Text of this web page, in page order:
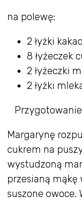
na polewę:
2 łyżki kakao
8 łyżeczek
2 łyżeczki
2 łyżki
Przygotowanie
Margarynę
cukrem na
wystudzoną
przesianą mąkę
suszone owoce.